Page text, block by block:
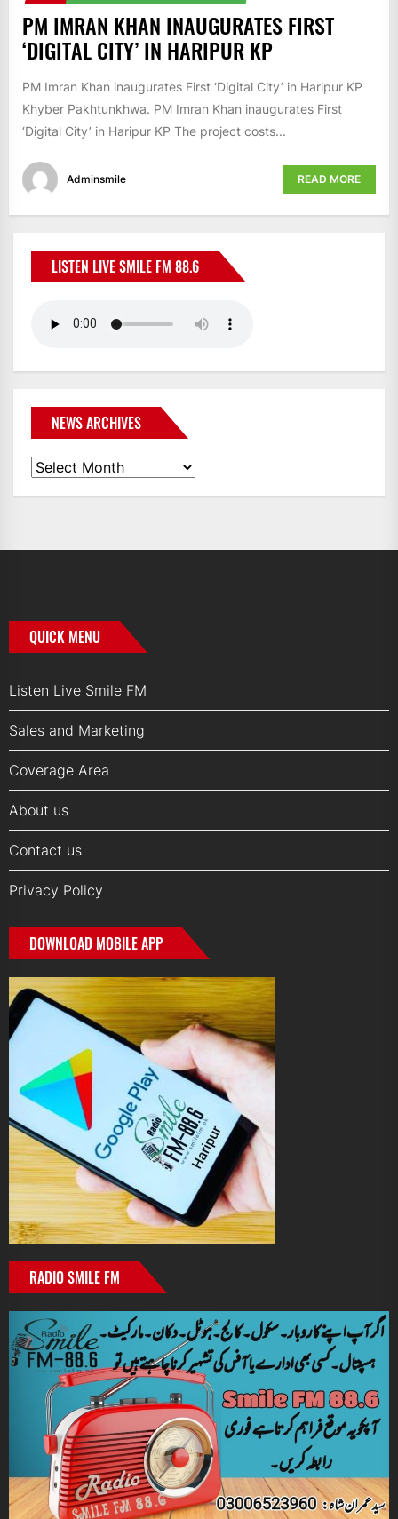
PM IMRAN KHAN INAUGURATES FIRST
‘DIGITAL CITY’ IN HARIPUR KP
PM Imran Khan inaugurates First ‘Digital City’ in Haripur KP
Khyber Pakhtunkhwa. PM Imran Khan inaugurates First
‘Digital City’ in Haripur KP The project costs...
Adminsmile READ MORE
LISTEN LIVE SMILE FM 88.6
NEWS ARCHIVES
News
QUICK MENU
Listen Live Smile FM
Sales and Marketing
Coverage Area
About us
Contact us
Privacy Policy
DOWNLOAD MOBILE APP
RADIO SMILE FM